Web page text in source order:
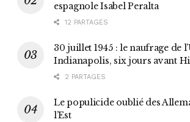
espagnole Isabel Peralta
12 PARTAGES
30 juillet 1945 : le naufrage de
Indianapolis, six jours avant
2 PARTAGES
Le populicide oublié des
l’Est